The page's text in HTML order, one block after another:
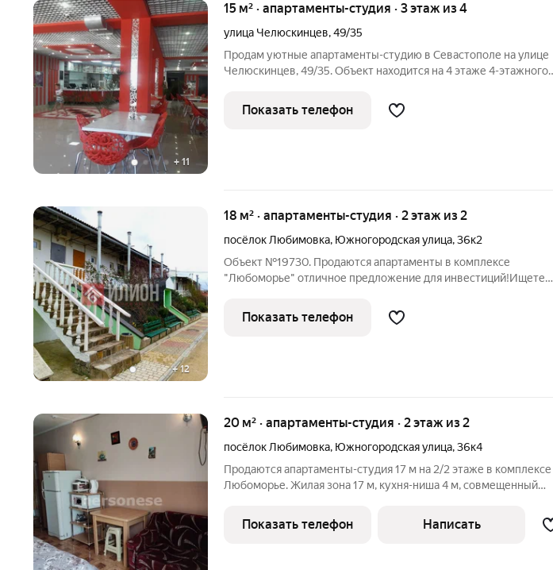
+ 11
15 м² · апартаменты-студия · 3 этаж из 4
улица Челюскинцев,49/35
Продам уютные апартаменты-студию в Севастополе на улице
Челюскинцев, 49/35. Объект находится на 4 этаже 4-этажного
жилая площадь. Такой формат жилья идеально подойдет для
небольшой
Показать телефон
+12
18 м² · апартаменты-студия · 2 этаж из 2
посёлок Любимовка, Южногородская улица,36к2
Объект №19730. Продаются апартаменты в комплексе
"Любоморье" отличное предложение для инвестиций!Ищете
именно то, что вам нужно!Основные характеристики:-
Качественный ремонт никаких
Показать телефон
20 м² · апартаменты-студия · 2 этаж из 2
посёлок Любимовка, Южногородская улица,36к4
Продаются апартаменты-студия 17 м на 2/2 этаже в комплексе
Любоморье. Жилая зона 17 м, кухня-ниша 4 м, совмещенный
техника можно заехать сразу. Самое чистое и тёплое море,
широкий
Показать телефон Написать